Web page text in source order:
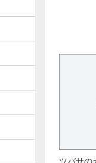
ツバサの